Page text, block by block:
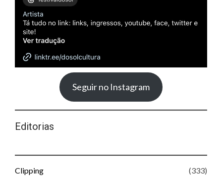
Seguir no Instagram
Editorias
Clipping (333)